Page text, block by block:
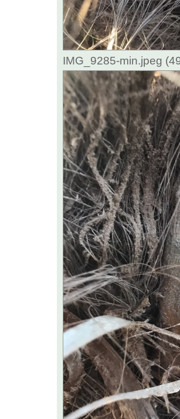
IMG_9285-min.jpeg